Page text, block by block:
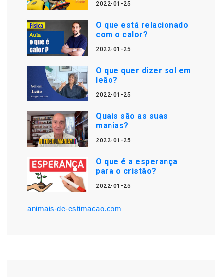
2022-01-25
O que está relacionado
com o calor?
2022-01-25
O que quer dizer sol em
leão?
2022-01-25
Quais são as suas
manias?
2022-01-25
O que é a esperança
para o cristão?
2022-01-25
animais-de-estimacao.com